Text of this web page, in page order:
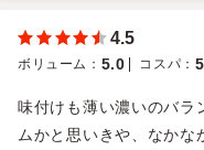
4.5
ボリューム ： 5.0 コスパ ：
味付けも薄い濃いのバラ
ムかと思いきや、なか